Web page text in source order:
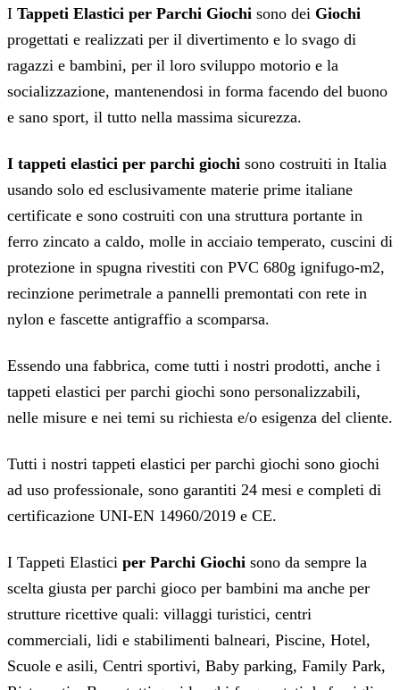
I Tappeti Elastici per Parchi Giochi sono dei Giochi
progettati e realizzati per il divertimento e lo svago di
ragazzi e bambini, per il loro sviluppo motorio e la
socializzazione, mantenendosi in forma facendo del buono
e sano sport, il tutto nella massima sicurezza.
I tappeti elastici per parchi giochi sono costruiti in Italia
usando solo ed esclusivamente materie prime italiane
certificate e sono costruiti con una struttura portante in
ferro zincato a caldo, molle in acciaio temperato, cuscini di
protezione in spugna rivestiti con PVC 680g ignifugo-m2,
recinzione perimetrale a pannelli premontati con rete in
nylon e fascette antigraffio a scomparsa.
Essendo una fabbrica, come tutti i nostri prodotti, anche i
tappeti elastici per parchi giochi sono personalizzabili,
nelle misure e nei temi su richiesta e/o esigenza del cliente.
Tutti i nostri tappeti elastici per parchi giochi sono giochi
ad uso professionale, sono garantiti 24 mesi e completi di
certificazione UNI-EN 14960/2019 e CE.
I Tappeti Elastici per Parchi Giochi sono da sempre la
scelta giusta per parchi gioco per bambini ma anche per
strutture ricettive quali: villaggi turistici, centri
commerciali, lidi e stabilimenti balneari, Piscine, Hotel,
Scuole e asili, Centri sportivi, Baby parking, Family Park,